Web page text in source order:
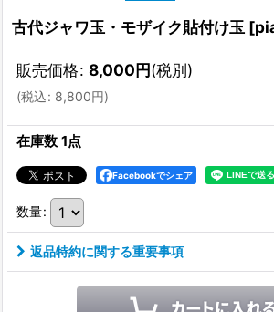
古代ジャワ玉・モザイク貼付け玉 [
販売価格: 8,000円(税別)
(税込: 8,800円)
在庫数 1点
Facebookでシェア
数量:
返品特約に関する重要事項